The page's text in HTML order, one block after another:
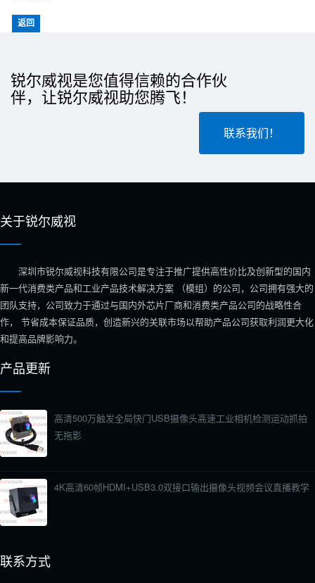
返回
锐尔威视是您值得信赖的合作伙
伴，让锐尔威视助您腾飞！
联系我们！
关于锐尔威视
深圳市锐尔威视科技有限公司是专注于推广提供高性价比及创新型的国内
新一代消费类产品和工业产品技术解决方案 （模组）的公司，公司拥有强大的
团队支持，公司致力于通过与国内外芯片厂商和消费类产品公司的战略性合
作， 节省成本保证品质，创造新兴的关联市场以帮助产品公司获取利润更大化
和提高品牌影响力。
产品更新
高清500万触发全局快门USB摄像头高速工业相机检测运动抓拍
无拖影
4K高清60帧HDMI+USB3.0双接口输出摄像头视频会议直播教学
联系方式